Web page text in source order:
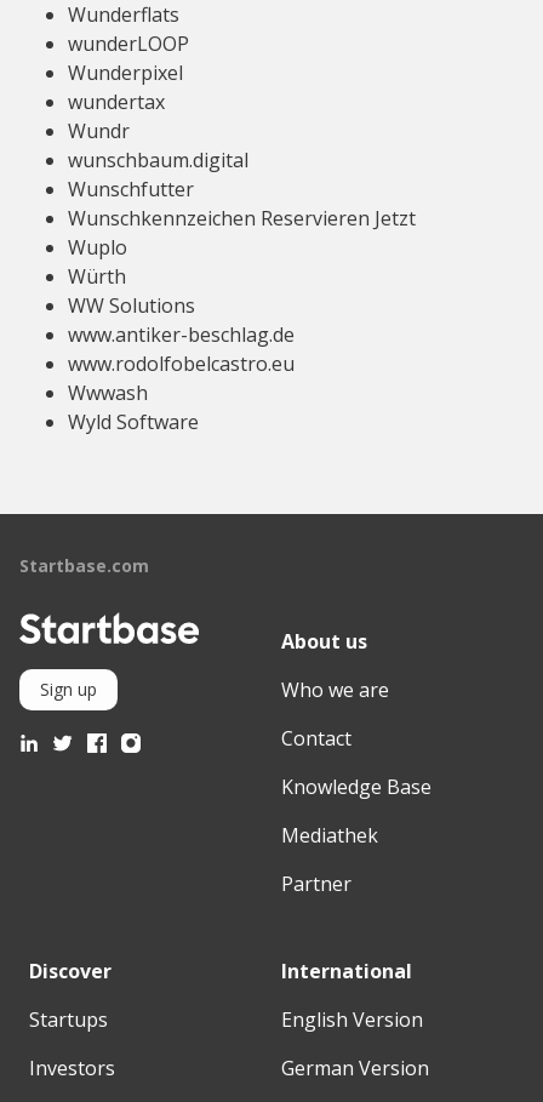
Wunderflats
wunderLOOP
Wunderpixel
wundertax
Wundr
wunschbaum.digital
Wunschfutter
Wunschkennzeichen Reservieren Jetzt
Wuplo
Würth
WW Solutions
www.antiker-beschlag.de
www.rodolfobelcastro.eu
Wwwash
Wyld Software
Startbase.com
Sign up
About us
Who we are
Contact
Knowledge Base
Mediathek
Partner
Discover
Startups
Investors
International
English Version
German Version